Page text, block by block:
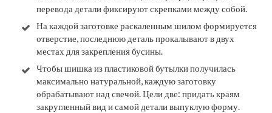
перевода детали фиксируют скрепками между собой.
На каждой заготовке раскаленным шилом формируется
отверстие, последнюю деталь прокалывают в двух
местах для закрепления бусины.
Чтобы шишка из пластиковой бутылки получилась
максимально натуральной, каждую заготовку
обрабатывают над свечой. Цели две: придать краям
закругленный вид и самой детали выпуклую форму.